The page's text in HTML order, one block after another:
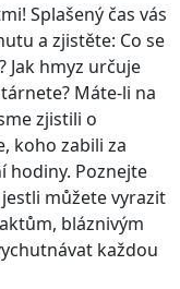
Splašený čas vás
a zjistěte: Co se
Jak hmyz určuje
Máte-li na
zjistili o
koho zabili za
hodiny. Poznejte
můžete vyrazit
bláznivým
každou